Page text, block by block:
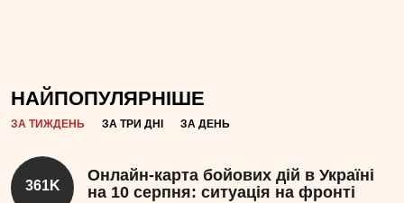
НАЙПОПУЛЯРНІШЕ
ЗА ТИЖДЕНЬ ЗА ТРИ ДНІ ЗА ДЕНЬ
361K
Онлайн-карта бойових дій в Україні
на 10 серпня: ситуація на фронті